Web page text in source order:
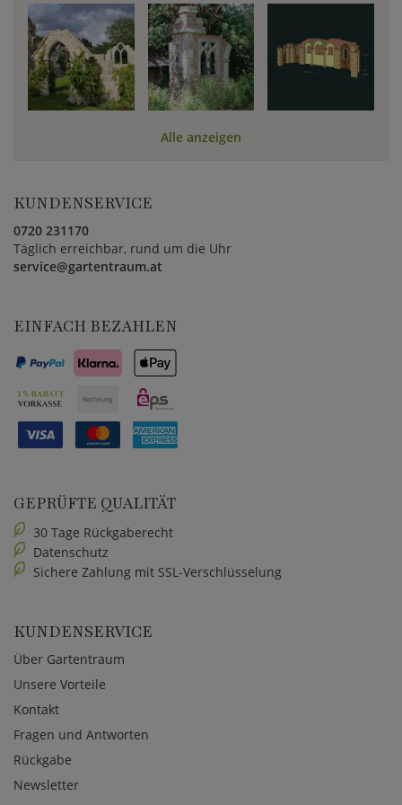
Alle anzeigen
KUNDENSERVICE
0720 231170
Täglich erreichbar, rund um die Uhr
service@gartentraum.at
EINFACH BEZAHLEN
GEPRÜFTE QUALITÄT
30 Tage Rückgaberecht
Datenschutz
Sichere Zahlung mit SSL-Verschlüsselung
KUNDENSERVICE
Über Gartentraum
Unsere Vorteile
Kontakt
Fragen und Antworten
Rückgabe
Newsletter